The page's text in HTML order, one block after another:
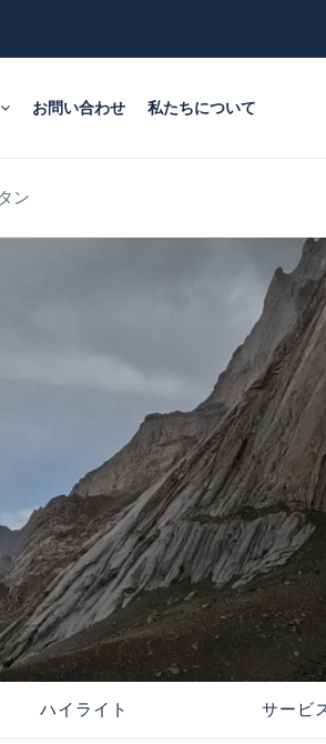
お問い合わせ 私たちについて
ン
ハイライト サービ